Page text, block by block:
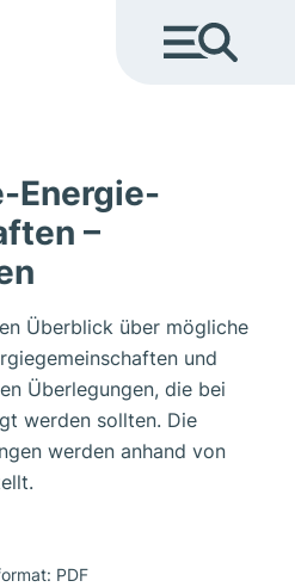
Energie-
–
Überblick über mögliche
und
Überlegungen, die bei
werden sollten. Die
werden anhand von
PDF